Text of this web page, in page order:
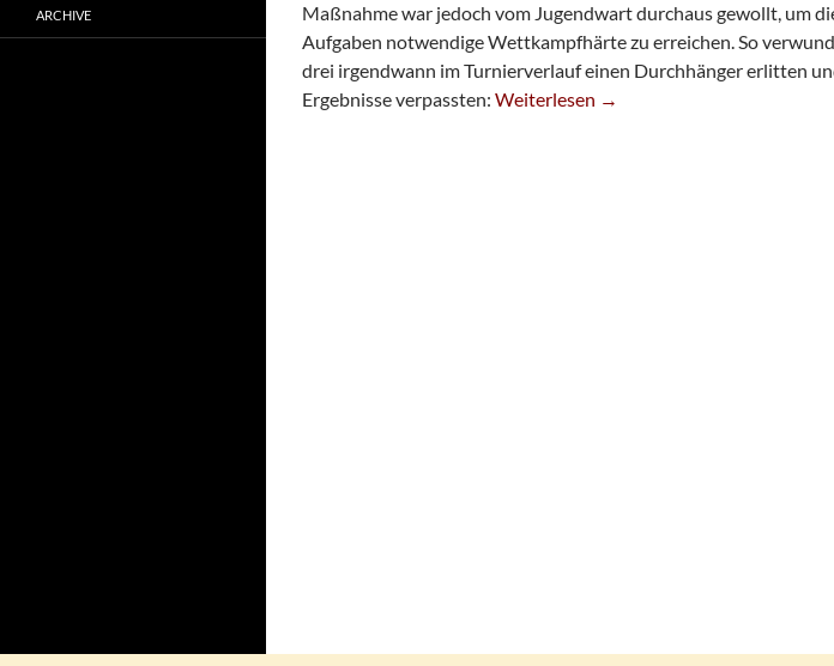
Maßnahme war jedoch vom Jugendwart durchaus gewollt, um
Aufgaben notwendige Wettkampfhärte zu erreichen. So
drei irgendwann im Turnierverlauf einen Durchhänger erlitten
Ergebnisse verpassten: Yannic Neuhaus Auf Platz 11 Beim NRW-
Weiterlesen →
ARCHIVE